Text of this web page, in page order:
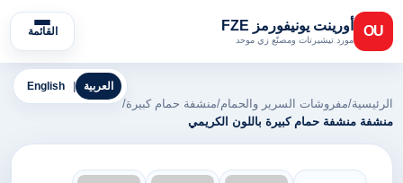
OU أورينت يونيفورمز FZE
مورد تيشيرتات ومصنّع زي موحد
القائمة
English العربية
الرئيسية/مفروشات السرير والحمام/منشفة حمام كبيرة/
منشفة منشفة حمام كبيرة باللون الكريمي